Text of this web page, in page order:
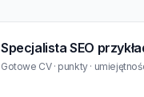
Specjalista SEO
Gotowe CV · punkty ·